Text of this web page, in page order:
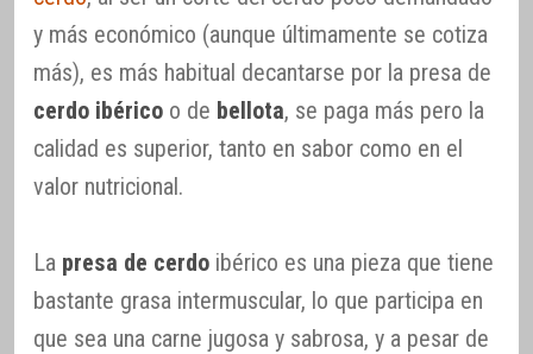
y más económico (aunque últimamente se cotiza
más), es más habitual decantarse por la presa de
cerdo ibérico o de bellota, se paga más pero la
calidad es superior, tanto en sabor como en el
valor nutricional.
La presa de cerdo ibérico es una pieza que tiene
bastante grasa intermuscular, lo que participa en
que sea una carne jugosa y sabrosa, y a pesar de